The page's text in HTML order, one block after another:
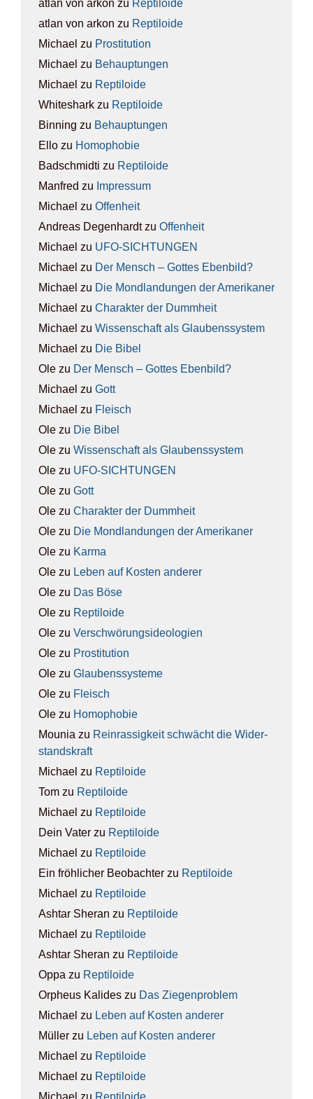
atlan von arkon zu Rep­ti­lo­ide
atlan von arkon zu Rep­ti­lo­ide
Michael zu Pro­sti­tu­ti­on
Michael zu Behaup­tun­gen
Michael zu Rep­ti­lo­ide
Whiteshark zu Rep­ti­lo­ide
Binning zu Behaup­tun­gen
Ello zu Homo­pho­bie
Badschmidti zu Rep­ti­lo­ide
Manfred zu Impres­sum
Michael zu Offen­heit
Andreas Degenhardtzu Offen­heit
Michael zu UFO-SICH­TUN­GEN
Michael zu Der Mensch – Got­tes Eben­bild?
Michael zu Die Mond­lan­dun­gen der Ame­ri­ka­ner
Michael zu Cha­rak­ter der Dumm­heit
Michael zu Wis­sen­schaft als Glau­bens­sys­tem
Michael zu Die Bibel
Ole zu Der Mensch – Got­tes Eben­bild?
Michael zu Gott
Michael zu Fleisch
Ole zu Die Bibel
Ole zu Wis­sen­schaft als Glau­bens­sys­tem
Ole zu UFO-SICH­TUN­GEN
Ole zu Gott
Ole zu Cha­rak­ter der Dumm­heit
Ole zu Die Mond­lan­dun­gen der Ame­ri­ka­ner
Ole zu Kar­ma
Ole zu Leben auf Kos­ten ande­rer
Ole zu Das Böse
Ole zu Rep­ti­lo­ide
Ole zu Ver­schwö­rungs­ideo­lo­gien
Ole zu Pro­sti­tu­ti­on
Ole zu Glau­bens­sys­te­me
Ole zu Fleisch
Ole zu Homo­pho­bie
Mounia zu Rein­ras­sig­keit schwächt die Wider­
stands­kraft
Michael zu Rep­ti­lo­ide
Tom zu Rep­ti­lo­ide
Michael zu Rep­ti­lo­ide
Dein Vater zu Rep­ti­lo­ide
Michael zu Rep­ti­lo­ide
Ein fröhlicher Beobachter zu Rep­ti­lo­ide
Michael zu Rep­ti­lo­ide
Ashtar Sheran zu Rep­ti­lo­ide
Michael zu Rep­ti­lo­ide
Ashtar Sheran zu Rep­ti­lo­ide
Oppa zu Rep­ti­lo­ide
Orpheus Kalides zu Das Zie­gen­pro­blem
Michael zu Leben auf Kos­ten ande­rer
Müller zu Leben auf Kos­ten ande­rer
Michael zu Rep­ti­lo­ide
Michael zu Rep­ti­lo­ide
Michael zu Rep­ti­lo­ide